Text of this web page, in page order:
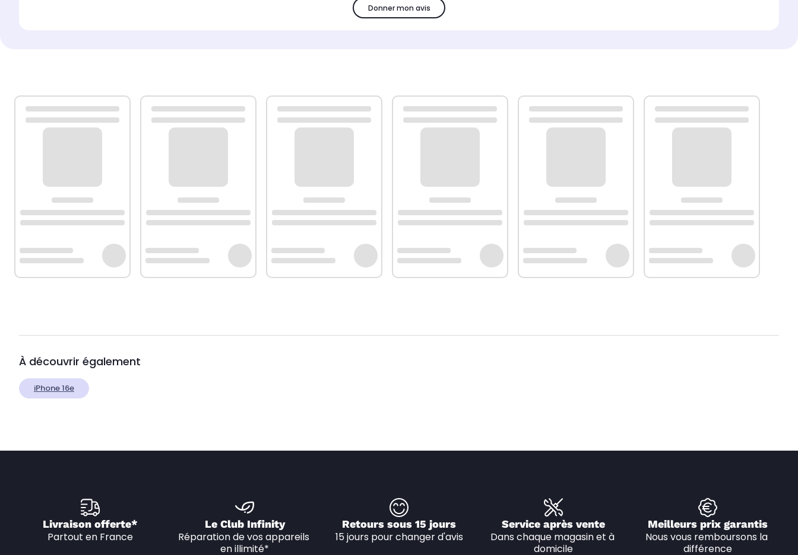
Donner mon avis
À découvrir également
iPhone 16e
Livraison offerte*
Partout en France
Le Club Infinity
Réparation de vos appareils
en illimité*
Retours sous 15 jours
15 jours pour changer d'avis
Service après vente
Dans chaque magasin et à
domicile
Meilleurs prix garantis
Nous vous remboursons la
différence